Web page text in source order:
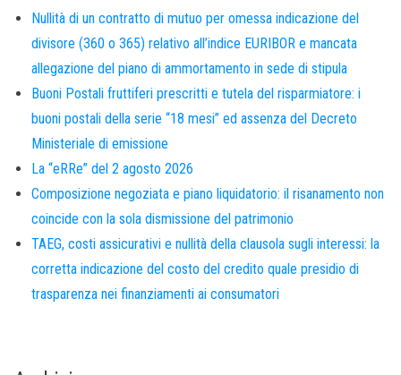
Nullità di un contratto di mutuo per omessa indicazione del
divisore (360 o 365) relativo all’indice EURIBOR e mancata
allegazione del piano di ammortamento in sede di stipula
Buoni Postali fruttiferi prescritti e tutela del risparmiatore: i
buoni postali della serie “18 mesi” ed assenza del Decreto
Ministeriale di emissione
La “eRRe” del 2 agosto 2026
Composizione negoziata e piano liquidatorio: il risanamento non
coincide con la sola dismissione del patrimonio
TAEG, costi assicurativi e nullità della clausola sugli interessi: la
corretta indicazione del costo del credito quale presidio di
trasparenza nei finanziamenti ai consumatori